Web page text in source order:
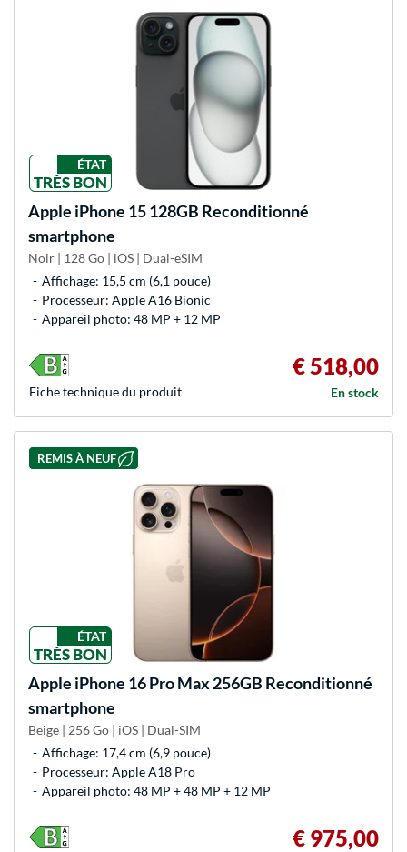
ÉTAT
TRÈS BON
Apple iPhone 15 128GB Reconditionné
smartphone
Noir | 128 Go | iOS | Dual-eSIM
Affichage: 15,5 cm (6,1 pouce)
Processeur: Apple A16 Bionic
Appareil photo: 48 MP + 12 MP
€ 518,00
En stock
Fiche technique du produit
REMIS À NEUF
ÉTAT
TRÈS BON
Apple iPhone 16 Pro Max 256GB Reconditionné
smartphone
Beige | 256 Go | iOS | Dual-SIM
Affichage: 17,4 cm (6,9 pouce)
Processeur: Apple A18 Pro
Appareil photo: 48 MP + 48 MP + 12 MP
€ 975,00